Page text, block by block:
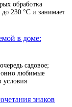
обработка
230 °С и занимает
в доме:
садовое;
любимые
условия
знаков